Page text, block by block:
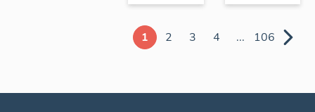
1 2 3 4 ... 106